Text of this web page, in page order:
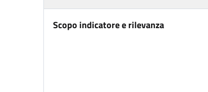
Scopo indicatore e rilevanza